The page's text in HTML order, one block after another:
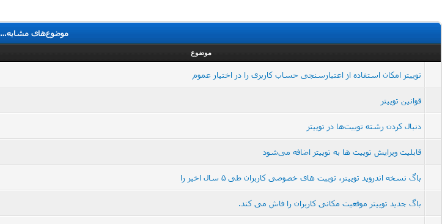
موضوع‌های مشابه…
موضوع
توییتر امکان استفاده از اعتبارسنجی حساب کاربری را در اختیار عموم
قوانین توییتر
دنبال کردن رشته توییت‌ها در توییتر
قابلیت ویرایش توییت ها به توییتر اضافه می‌شود
باگ نسخه اندروید توییتر، توییت های خصوصی کاربران طی ۵ سال اخیر را
باگ جدید توییتر موقعیت مکانی کاربران را فاش می کند.